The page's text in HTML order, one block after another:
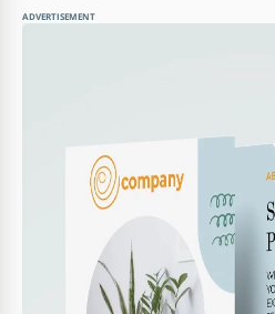
ADVERTISEMENT